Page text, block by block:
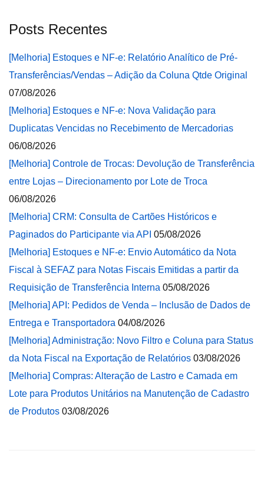
Posts Recentes
[Melhoria] Estoques e NF-e: Relatório Analítico de Pré-
Transferências/Vendas – Adição da Coluna Qtde Original
07/08/2026
[Melhoria] Estoques e NF-e: Nova Validação para
Duplicatas Vencidas no Recebimento de Mercadorias
06/08/2026
[Melhoria] Controle de Trocas: Devolução de Transferência
entre Lojas – Direcionamento por Lote de Troca
06/08/2026
[Melhoria] CRM: Consulta de Cartões Históricos e
Paginados do Participante via API 05/08/2026
[Melhoria] Estoques e NF-e: Envio Automático da Nota
Fiscal à SEFAZ para Notas Fiscais Emitidas a partir da
Requisição de Transferência Interna 05/08/2026
[Melhoria] API: Pedidos de Venda – Inclusão de Dados de
Entrega e Transportadora 04/08/2026
[Melhoria] Administração: Novo Filtro e Coluna para Status
da Nota Fiscal na Exportação de Relatórios 03/08/2026
[Melhoria] Compras: Alteração de Lastro e Camada em
Lote para Produtos Unitários na Manutenção de Cadastro
de Produtos 03/08/2026